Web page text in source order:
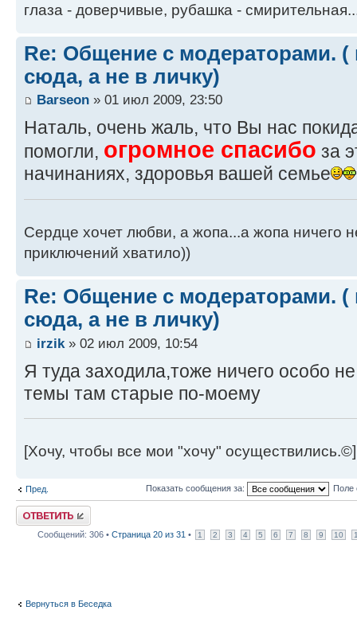
глаза - доверчивые, рубашка -
Re: Общение с модераторами.
сюда, а не в личку)
Barseon » 01 июл 2009, 23:50
Наталь, очень жаль, что Вы нас
помогли, огромное спасибо за
начинаниях, здоровья вашей семье
Сердце хочет любви, а жопа...а жопа ничего
приключений хватило))
Re: Общение с модераторами.
сюда, а не в личку)
irzik » 02 июл 2009, 10:54
Я туда заходила,тоже ничего особо
темы там старые по-моему
[Хочу, чтобы все мои "хочу" осуществились.©]
Пред. Показать сообщения за: Поле
Ответить
Сообщений: 306 • Страница 20 из 31 • 1 2 3 4 5 6 7 8 9 10
Вернуться в Беседка